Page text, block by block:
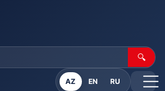
🔍
AZ EN RU